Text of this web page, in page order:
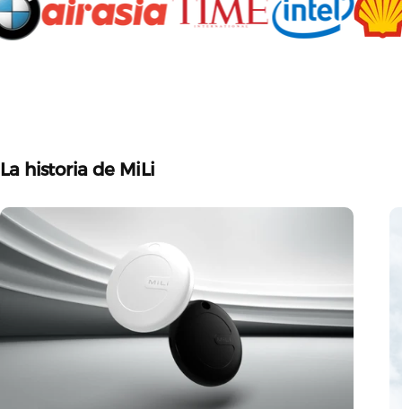
La historia de MiLi